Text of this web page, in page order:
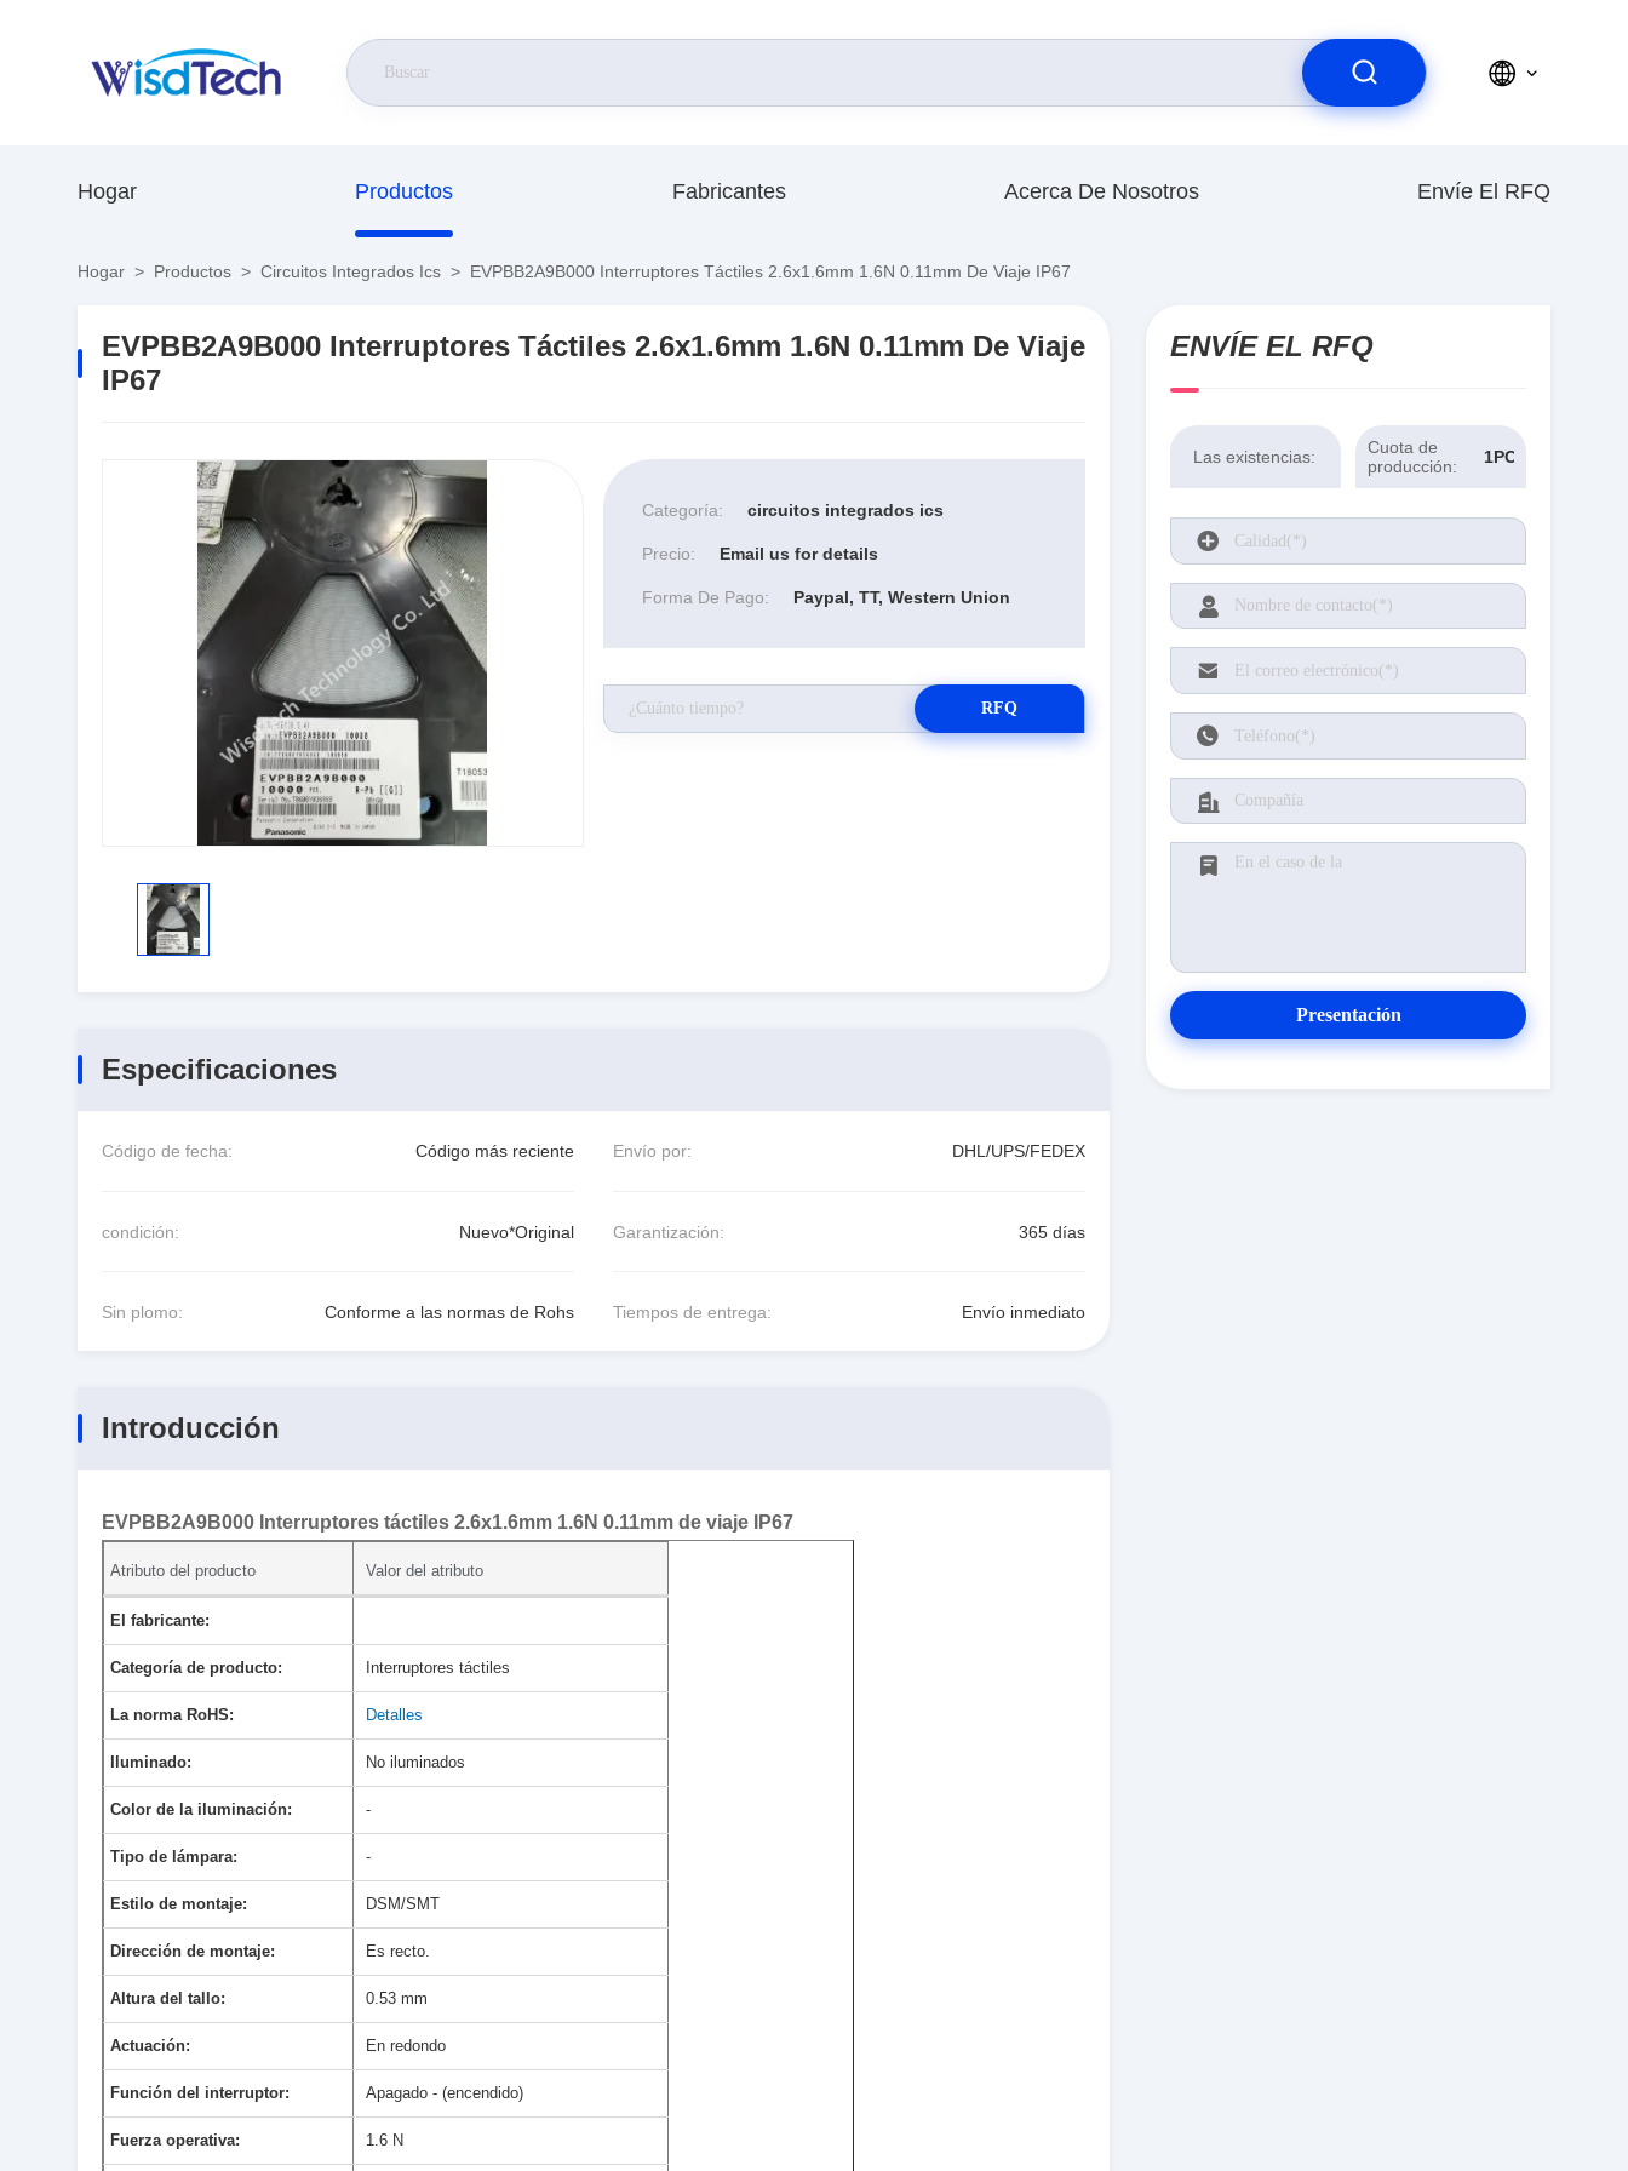
Hogar Productos Fabricantes Acerca De Nosotros Envíe El RFQ
Hogar > Productos > Circuitos Integrados Ics > EVPBB2A9B000 Interruptores Táctiles 2.6x1.6mm 1.6N 0.11mm De Viaje IP67
EVPBB2A9B000 Interruptores Táctiles 2.6x1.6mm 1.6N 0.11mm De Viaje
IP67
Categoría: circuitos integrados ics
Precio: Email us for details
Forma De Pago: Paypal, TT, Western Union
RFQ
Especificaciones
Código de fecha: Código más reciente Envío por: DHL/UPS/FEDEX
condición: Nuevo*Original Garantización: 365 días
Sin plomo: Conforme a las normas de Rohs Tiempos de entrega: Envío inmediato
Introducción
EVPBB2A9B000 Interruptores táctiles 2.6x1.6mm 1.6N 0.11mm de viaje IP67
Atributo del producto Valor del atributo
El fabricante:
Categoría de producto: Interruptores táctiles
La norma RoHS: Detalles
Iluminado: No iluminados
Color de la iluminación: -
Tipo de lámpara: -
Estilo de montaje: DSM/SMT
Dirección de montaje: Es recto.
Altura del tallo: 0.53 mm
Actuación: En redondo
Función del interruptor: Apagado - (encendido)
Fuerza operativa: 1.6 N
ENVÍE EL RFQ
Las existencias:
Cuota de
producción:
1PCS
Presentación